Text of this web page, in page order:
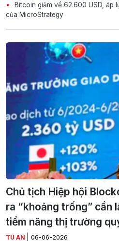
Bitcoin giảm về 62.600 USD, áp
của MicroStrategy
Chủ tịch Hiệp hội
ra “khoảng trống” cần
tiềm năng thị trường
TÚ AN 06-06-2026